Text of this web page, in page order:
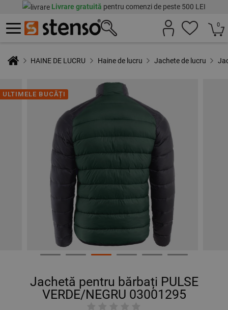
Livrare gratuită pentru comenzi de peste 500 LEI
0
HAINE DE LUCRU Haine de lucru Jachete de lucru
ULTIMELE BUCĂȚI
Jachetă pentru bărbați PULSE
VERDE/NEGRU 03001295